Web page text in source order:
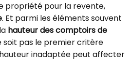
propriété pour la revente,
. Et parmi les éléments souvent
hauteur des comptoirs de
soit pas le premier critère
inadaptée peut affecter